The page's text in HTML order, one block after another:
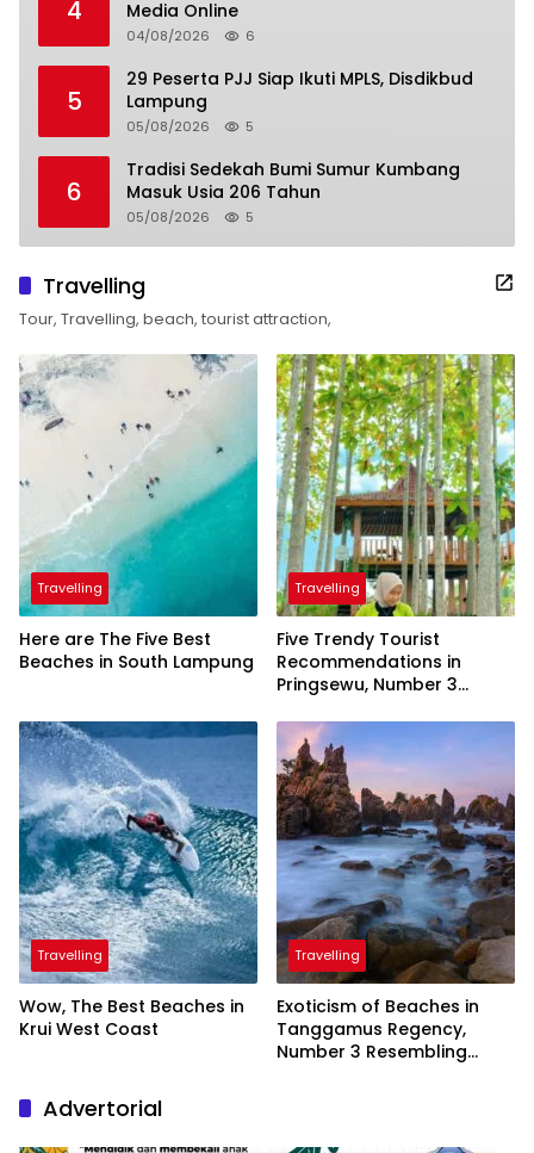
4
Media Online
04/08/2026 6
5
29 Peserta PJJ Siap Ikuti MPLS, Disdikbud
Lampung
05/08/2026 5
6
Tradisi Sedekah Bumi Sumur Kumbang
Masuk Usia 206 Tahun
05/08/2026 5
Travelling
Tour, Travelling, beach, tourist attraction,
Travelling
Here are The Five Best
Beaches in South Lampung
Travelling
Five Trendy Tourist
Recommendations in
Pringsewu, Number 3
President
Travelling
Wow, The Best Beaches in
Krui West Coast
Travelling
Exoticism of Beaches in
Tanggamus Regency,
Number 3 Resembling
Advertorial